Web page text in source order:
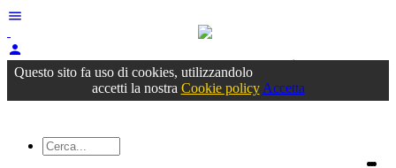
menu
person
Accedioppure registrati
Questo sito fa uso di cookies, utilizzandolo
accetti la nostra Cookie policy Accetta